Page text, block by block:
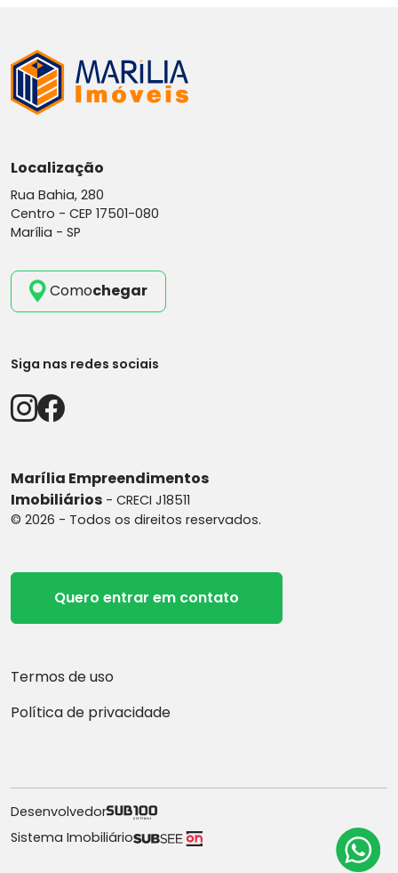
Localização
Rua Bahia, 280
Centro - CEP 17501-080
Marília - SP
Comochegar
Siga nas redes sociais
Marília Empreendimentos
Imobiliários - CRECI J18511
© 2026 - Todos os direitos reservados.
Quero entrar em contato
Termos de uso
Política de privacidade
Desenvolvedor
Sistema Imobiliário